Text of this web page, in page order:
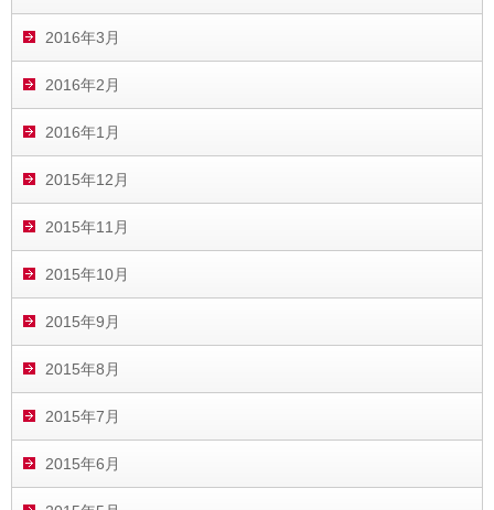
2016年3月
2016年2月
2016年1月
2015年12月
2015年11月
2015年10月
2015年9月
2015年8月
2015年7月
2015年6月